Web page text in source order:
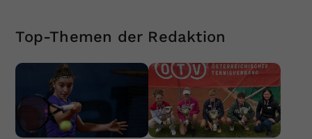
Top-Themen der Redaktion